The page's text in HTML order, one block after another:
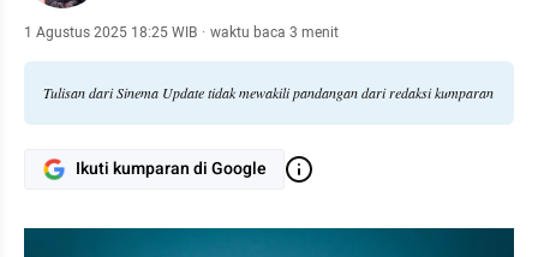
1 Agustus 2025 18:25 WIB · waktu baca 3 menit
Tulisan dari Sinema Update tidak mewakili pandangan dari redaksi kumparan
Ikuti kumparan di Google